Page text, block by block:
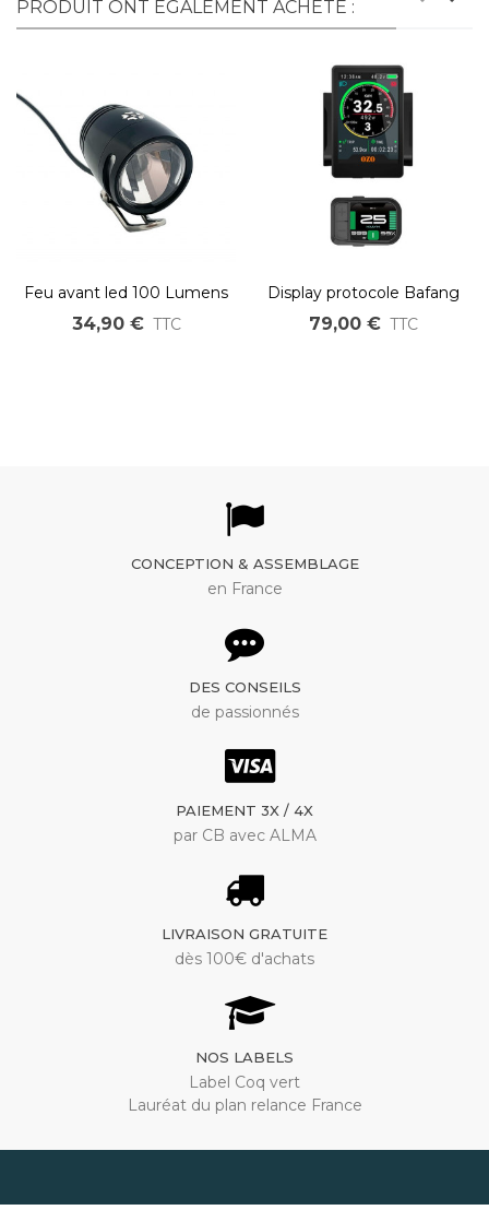
PRODUIT ONT ÉGALEMENT ACHETÉ :
Feu avant led 100 Lumens
pour vélo électrique 6V à
60V DC
34,90 € TTC
Display protocole Bafang
UART pour vélo électrique
79,00 € TTC
CONCEPTION & ASSEMBLAGE
en France
DES CONSEILS
de passionnés
PAIEMENT 3X / 4X
par CB avec ALMA
LIVRAISON GRATUITE
dès 100€ d'achats
NOS LABELS
Label Coq vert
Lauréat du plan relance France